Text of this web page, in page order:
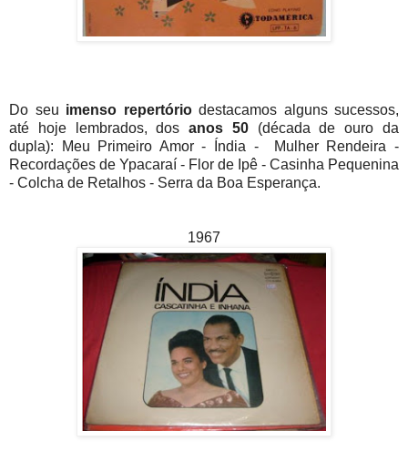
Do seu imenso repertóriodestacamos alguns sucessos,
até hoje lembrados, dosanos 50(década de ouro da
dupla): Meu Primeiro Amor - Índia - Mulher Rendeira -
Recordações de Ypacaraí - Flor de Ipê - Casinha Pequenina
- Colcha de Retalhos - Serra da Boa Esperança.
1967